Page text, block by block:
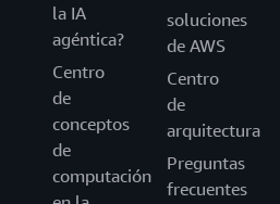
la IA
agéntica?
Centro
de
conceptos
de
computación
soluciones
de AWS
Centro
de
arquitectura
Preguntas
frecuentes